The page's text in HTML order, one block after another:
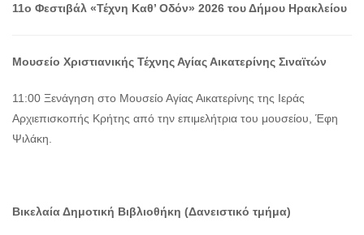
11ο Φεστιβάλ «Τέχνη Καθ’ Οδόν» 2026 του Δήμου Ηρακλείου
Μουσείο Χριστιανικής Τέχνης Αγίας Αικατερίνης Σιναϊτών
11:00 Ξενάγηση στο Μουσείο Αγίας Αικατερίνης της Ιεράς
Αρχιεπισκοπής Κρήτης από την επιμελήτρια του μουσείου, Έφη
Ψιλάκη.
Βικελαία Δημοτική Βιβλιοθήκη (Δανειστικό τμήμα)